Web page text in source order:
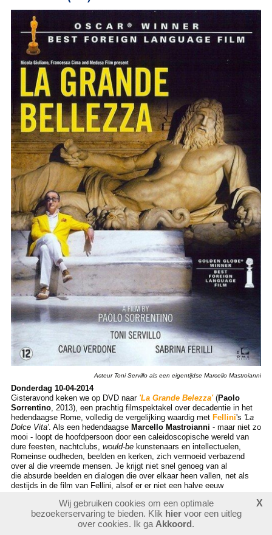
Acteur Toni Servillo als een eigentijdse Marcello Mastroianni
Donderdag 10-04-2014
Gisteravond keken we op DVD naar 'La Grande Belezza' (Paolo
Sorrentino, 2013), een prachtig filmspektakel over decadentie in het
hedendaagse Rome, volledig de vergelijking waardig met Fellini's 'La
Dolce Vita'. Als een hedendaagse Marcello Mastroianni - maar niet zo
mooi - loopt de hoofdpersoon door een caleidoscopische wereld van
dure feesten, nachtclubs, would-bekunstenaars en intellectuelen,
Romeinse oudheden, beelden en kerken, zich vermoeid verbazend
over al die vreemde mensen. Je krijgt niet snel genoeg van al
die absurde beelden en dialogen die over elkaar heen vallen, net als
destijds in de film van Fellini, alsof er er niet een halve eeuw
kookrecepten citerende kardinaal en de heilige non van 104 jaar
oud die opMoeder Teresalijkt. En niet te vergeten de muziek, van
tot de magisch-verstilde klanken van
Wij gebruiken cookies om een optimale
bezoekerservaring te bieden. Klik hiervoor een uitleg
over cookies. Ik ga Akkoord.
X